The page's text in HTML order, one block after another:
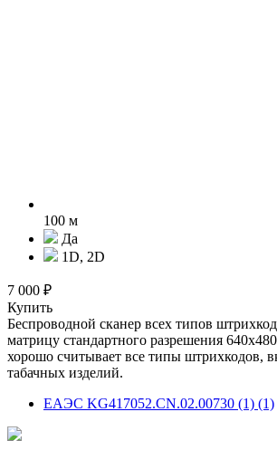
100 м
Да
1D, 2D
7 000 ₽
Купить
Беспроводной сканер всех типов
матрицу стандартного разрешения
хорошо считывает все типы штрихкодов,
табачных изделий.
ЕАЭС KG417052.CN.02.00730 (1) (1)